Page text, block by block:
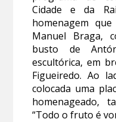
Cidade e da
homenagem
Manuel Braga,
busto de
escultórica, em
Figueiredo. Ao
colocada uma
homenageado,
“Todo o fruto é